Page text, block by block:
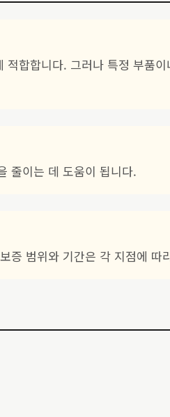
합합니다. 그러나 특정 부품
줄이는 데 도움이 됩니다.
범위와 기간은 각 지점에 따